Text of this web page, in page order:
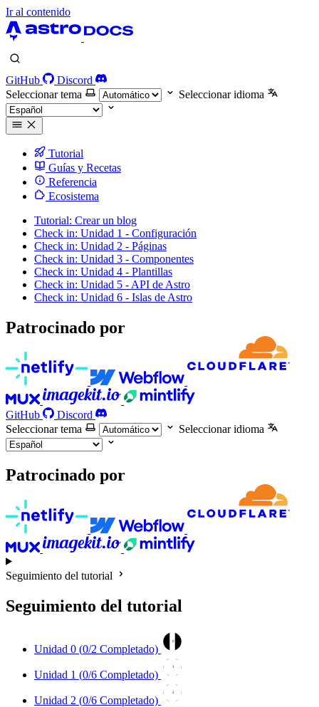
Ir al contenido
GitHub
Discord
Seleccionar tema
Seleccionar idioma
Tutorial
Guías y Recetas
Referencia
Ecosistema
Tutorial: Crear un blog
Check in: Unidad 1 - Configuración
Check in: Unidad 2 - Páginas
Check in: Unidad 3 - Componentes
Check in: Unidad 4 - Plantillas
Check in: Unidad 5 - API de Astro
Check in: Unidad 6 - Islas de Astro
Patrocinado por
GitHub
Discord
Seleccionar tema
Seleccionar idioma
Patrocinado por
Seguimiento del tutorial
Seguimiento del tutorial
Unidad 0 (0/2 Completado)
0
Unidad 1 (0/6 Completado)
1
Unidad 2 (0/6 Completado)
2